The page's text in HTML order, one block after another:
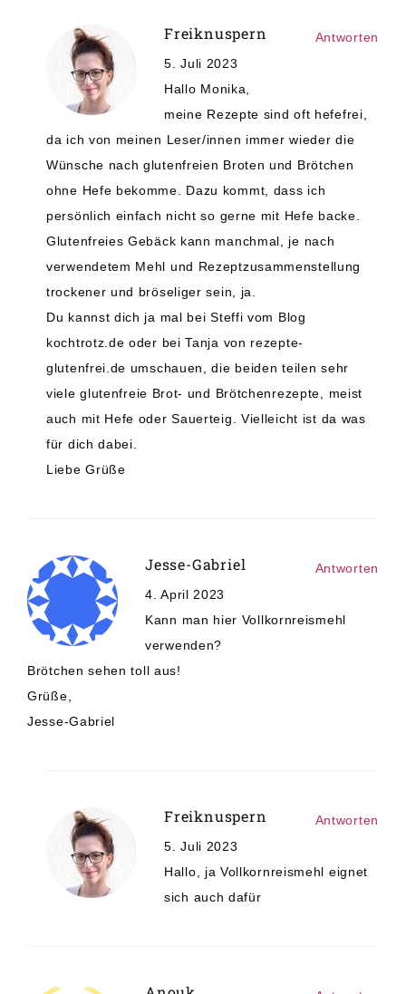
Freiknuspern
5. Juli 2023
Hallo Monika,
meine Rezepte sind oft hefefrei,
da ich von meinen Leser/innen immer wieder die
Wünsche nach glutenfreien Broten und Brötchen
ohne Hefe bekomme. Dazu kommt, dass ich
persönlich einfach nicht so gerne mit Hefe backe.
Glutenfreies Gebäck kann manchmal, je nach
verwendetem Mehl und Rezeptzusammenstellung
trockener und bröseliger sein, ja.
Du kannst dich ja mal bei Steffi vom Blog
kochtrotz.de oder bei Tanja von rezepte-
glutenfrei.de umschauen, die beiden teilen sehr
viele glutenfreie Brot- und Brötchenrezepte, meist
auch mit Hefe oder Sauerteig. Vielleicht ist da was
für dich dabei.
Liebe Grüße
Antworten
Jesse-Gabriel
4. April 2023
Kann man hier Vollkornreismehl
verwenden?
Brötchen sehen toll aus!
Grüße,
Jesse-Gabriel
Antworten
Freiknuspern
5. Juli 2023
Hallo, ja Vollkornreismehl eignet
sich auch dafür
Antworten